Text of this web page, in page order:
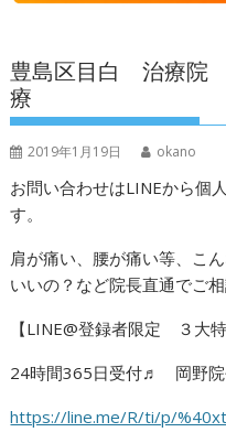
豊島区目白 治療院
療
2019年1月19日 okano
お問い合わせはLINEから個
す。
肩が痛い、腰が痛い等、こ
いいの？など院長直通でご相
【LINE@登録者限定 ３大
24時間365日受付♬ 岡野院
https://line.me/R/ti/p/